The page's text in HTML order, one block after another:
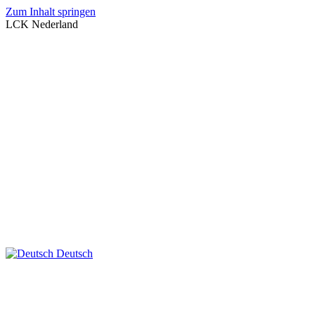
Zum Inhalt springen
LCK Nederland
Deutsch